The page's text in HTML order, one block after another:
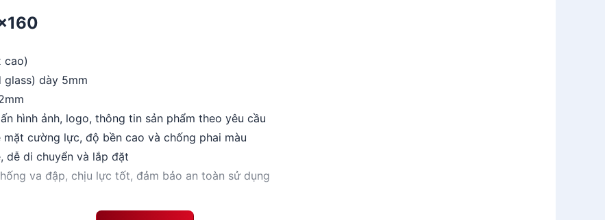
cao)
glass) dày 5mm
hình ảnh, logo, thông tin sản phẩm theo yêu cầu
cường lực, độ bền cao và chống phai màu
dễ di chuyển và lắp đặt
va đập, chịu lực tốt, đảm bảo an toàn sử dụng